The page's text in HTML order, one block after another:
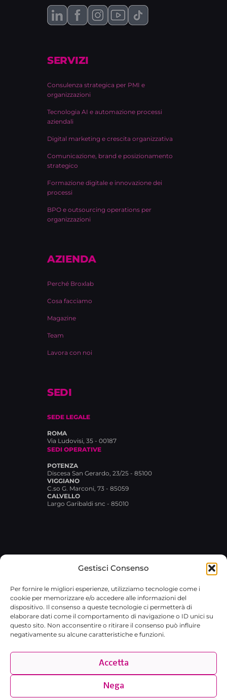
Gestisci Consenso
Per fornire le migliori esperienze, utilizziamo tecnologie come i
cookie per memorizzare e/o accedere alle informazioni del
dispositivo. Il consenso a queste tecnologie ci permetterà di
elaborare dati come il comportamento di navigazione o ID unici su
questo sito. Non acconsentire o ritirare il consenso può influire
negativamente su alcune caratteristiche e funzioni.
Accetta
Nega
SERVIZI
Consulenza strategica per PMI e
organizzazioni
Tecnologia AI e automazione processi
aziendali
Digital marketing e crescita organizzativa
Comunicazione, brand e posizionamento
strategico
Formazione digitale e innovazione dei
processi
BPO e outsourcing operations per
organizzazioni
AZIENDA
Perché Broxlab
Cosa facciamo
Magazine
Team
Lavora con noi
SEDI
SEDE LEGALE
ROMA
Via Ludovisi, 35 - 00187
SEDI OPERATIVE
POTENZA
Discesa San Gerardo, 23/25 - 85100
VIGGIANO
C.so G. Marconi, 73 - 85059
CALVELLO
Largo Garibaldi snc - 85010
02029480767 · REA RM-1751733 ·
broxlab@pec.it·Privacy Policy